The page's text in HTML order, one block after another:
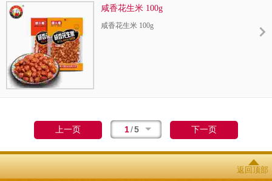
咸香花生米 100g
咸香花生米 100g
上一页 1/5 下一页
返回顶部